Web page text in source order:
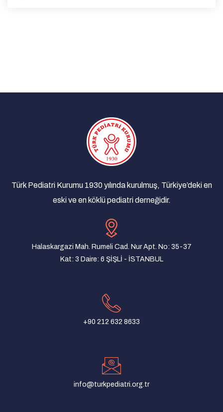
Üniversitesi Akşam Toplantıları
13/02/2020 - Isparta
TPK Akşam Toplantısı
TPK Akşam Toplantısı
15/01/2020 - İstanbul
TPK Akşam Toplantısı
TPK Akşam Toplantısı
13/11/2019 - İstanbul
TPK Akşam Toplantısı
15/10/2019 - İstanbul
TPK Akşam Toplantısı
03/10/2019 - Adana
Türk Pediatri Kurumu 1930 yılında kurulmuş, Türkiye’deki en
eski ve en köklü pediatri derneğidir.
Halaskargazi Mah. Rumeli Cad. Nur Apt. No: 35-37
Kat: 3 Daire: 6 ŞİŞLİ - İSTANBUL
+90 212 632 8633
info@turkpediatri.org.tr